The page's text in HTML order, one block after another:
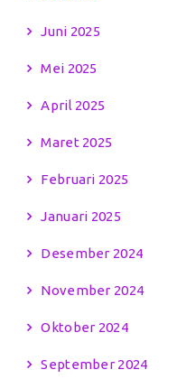
Juni 2025
Mei 2025
April 2025
Maret 2025
Februari 2025
Januari 2025
Desember 2024
November 2024
Oktober 2024
September 2024